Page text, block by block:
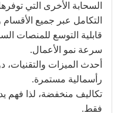
السحابة الأخرى التي
التكامل عبر جميع الأقسام
قابلية التوسع للمنصات
سرعة نمو الأعمال.
أحدث الميزات والتقنيات،
رأسمالية مستمرة.
تكاليف منخفضة، لذا فهم
فقط.